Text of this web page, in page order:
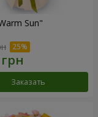
Sun"
Заказать